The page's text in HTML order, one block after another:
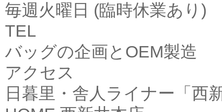
毎週火曜日 (臨時休業あり)
TEL
バッグの企画とOEM製造
アクセス
日暮里・舎人ライナー「西